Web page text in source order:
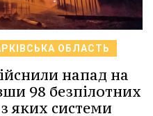
ОБЛАСТЬ
напад на
98 безпілотних
яких системи